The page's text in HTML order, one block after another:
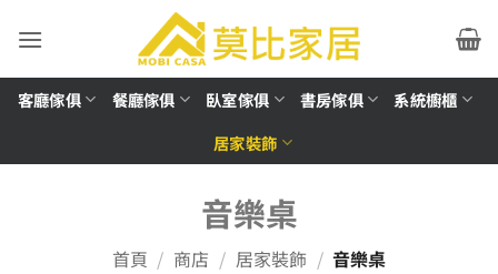
客廳傢俱 餐廳傢俱 臥室傢俱 書房傢俱
系統櫥櫃
居家裝飾
音樂桌
首頁 / 商店 / 居家裝飾 / 音樂桌